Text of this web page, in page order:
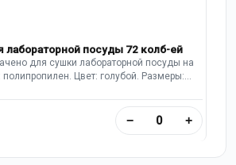
лабораторной посуды 72 колб-ей
для сушки лабораторной посуды на
Цвет: голубой. Размеры:
полипропиленовый поддон.
для слива воды.
− +